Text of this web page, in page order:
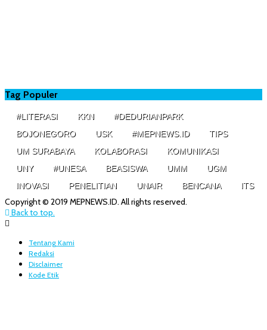
Tag Populer
#LITERASI KKN
#DEDURIANPARK
BOJONEGORO
USK #MEPNEWS.ID
TIPS
UM SURABAYA
KOLABORASI
KOMUNIKASI
UNY
#UNESA BEASISWA UMM
UGM
INOVASI
PENELITIAN UNAIR BENCANA ITS
Copyright © 2019 MEPNEWS.ID. All rights reserved.
Back to top.
Tentang Kami
Redaksi
Disclaimer
Kode Etik